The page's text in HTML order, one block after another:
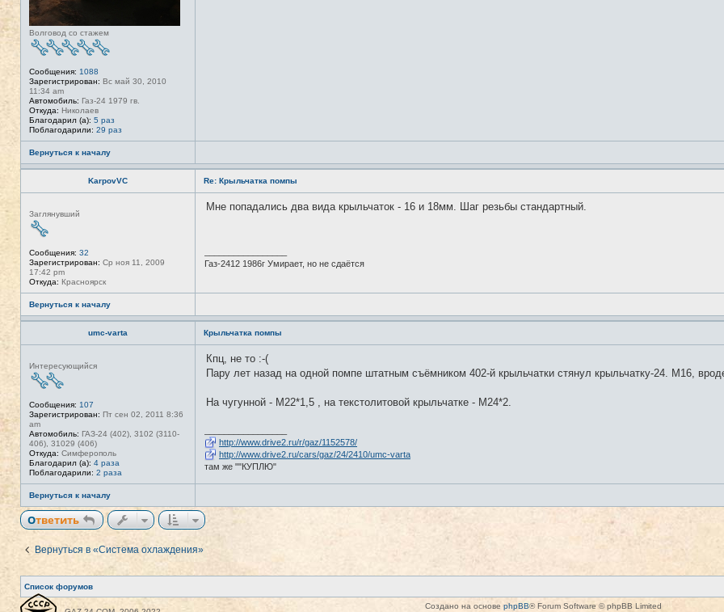
Волговод со стажем
Сообщения: 1088
Зарегистрирован: Вс май 30, 2010
11:34 am
Автомобиль: Газ-24 1979 гв.
Откуда: Николаев
Благодарил (а): 5 раз
Поблагодарили: 29 раз
Вернуться к началу
KarpovVC
е
в
т
и
Заглянувший
Сообщения: 32
Зарегистрирован: Ср ноя 11, 2009
17:42 pm
Откуда: Красноярск
Re: Крыльчатка помпы
Мне попадались два вида крыльчаток - 16 и 18мм. Шаг резьбы стандартный.
Газ-2412 1986г Умирает, но не сдаётся
Вернуться к началу
umc-varta
е
в
т
и
Интересующийся
Сообщения: 107
Зарегистрирован: Пт сен 02, 2011 8:36
am
Автомобиль: ГАЗ-24 (402), 3102 (3110-
406), 31029 (406)
Откуда: Симферополь
Благодарил (а): 4 раза
Поблагодарили: 2 раза
Крыльчатка помпы
Кпц, не то :-(
Пару лет назад на одной помпе штатным съёмником 402-й крыльчатки стянул крыльчатку-24. М16,
На чугунной - М22*1,5 , на текстолитовой крыльчатке - М24*2.
http://www.drive2.ru/r/gaz/1152578/
http://www.drive2.ru/cars/gaz/24/2410/umc-varta
там же ""КУПЛЮ"
Вернуться к началу
Ответить
Вернуться в «Система охлаждения»
Список форумов
Создано на основе phpBB® Forum Software © phpBB Limited